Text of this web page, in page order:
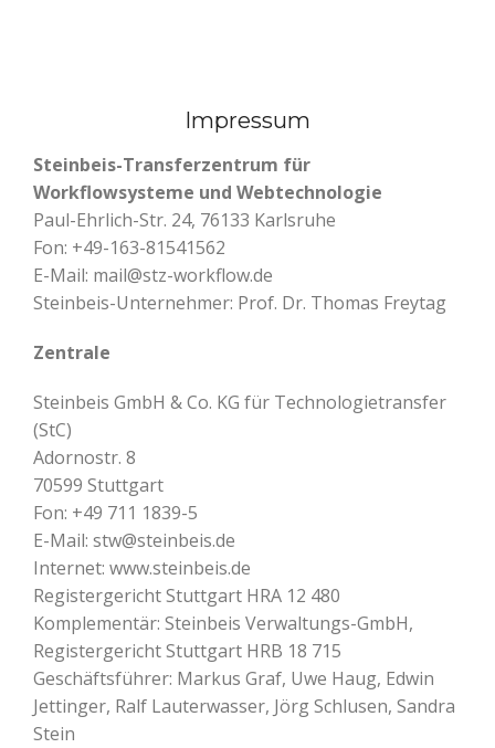
Impressum
Steinbeis-Transferzentrum für
Workflowsysteme und Webtechnologie
Paul-Ehrlich-Str. 24, 76133 Karlsruhe
Fon: +49-163-81541562
E-Mail: mail@stz-workflow.de
Steinbeis-Unternehmer: Prof. Dr. Thomas Freytag
Zentrale
Steinbeis GmbH & Co. KG für Technologietransfer
(StC)
Adornostr. 8
70599 Stuttgart
Fon: +49 711 1839-5
E-Mail: stw@steinbeis.de
Internet: www.steinbeis.de
Registergericht Stuttgart HRA 12 480
Komplementär: Steinbeis Verwaltungs-GmbH,
Registergericht Stuttgart HRB 18 715
Geschäftsführer: Markus Graf, Uwe Haug, Edwin
Jettinger, Ralf Lauterwasser, Jörg Schlusen, Sandra
Stein